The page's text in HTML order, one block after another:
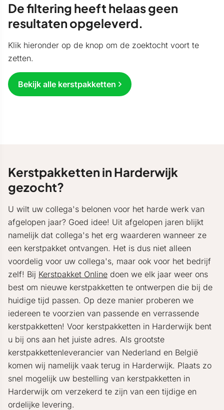
De filtering heeft helaas geen
resultaten opgeleverd.
Klik hieronder op de knop om de zoektocht voort te
zetten.
Bekijk alle kerstpakketten
Kerstpakketten in Harderwijk
gezocht?
U wilt uw collega's belonen voor het harde werk van
afgelopen jaar? Goed idee! Uit afgelopen jaren blijkt
namelijk dat collega's het erg waarderen wanneer ze
een kerstpakket ontvangen. Het is dus niet alleen
voordelig voor uw collega's, maar ook voor het bedrijf
zelf! Bij Kerstpakket Online doen we elk jaar weer ons
best om nieuwe kerstpakketten te ontwerpen die bij de
huidige tijd passen. Op deze manier proberen we
iedereen te voorzien van passende en verrassende
kerstpakketten! Voor kerstpakketten in Harderwijk bent
u bij ons aan het juiste adres. Als grootste
kerstpakkettenleverancier van Nederland en België
komen wij namelijk vaak terug in Harderwijk. Plaats zo
snel mogelijk uw bestelling van kerstpakketten in
Harderwijk om verzekerd te zijn van een tijdige en
ordelijke levering.